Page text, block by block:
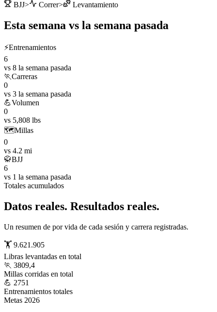
BJJ> Correr> Levantamiento
Esta semana vs la semana pasada
⚡Entrenamientos
6
vs 8 la semana pasada
🏃Carreras
0
vs 3 la semana pasada
💪Volumen
0
vs 5,808 lbs
🗺️Millas
0
vs 4.2 mi
🥋BJJ
6
vs 1 la semana pasada
Totales acumulados
Datos reales. Resultados reales.
Un resumen de por vida de cada sesión y carrera registradas.
🏋️ 9.621.905
Libras levantadas en total
🏃 3809,4
Millas corridas en total
💪 2751
Entrenamientos totales
Metas 2026